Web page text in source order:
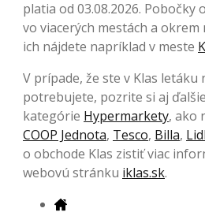
platia od 03.08.2026. Pobočky
vo viacerých mestách a
ich nájdete napríklad v meste
V prípade, že ste v Klas letáku
potrebujete, pozrite si aj
kategórie Hypermarkety, ako
COOP Jednota, Tesco, Billa, Lidl
o obchode Klas zistiť viac
webovú stránku iklas.sk.